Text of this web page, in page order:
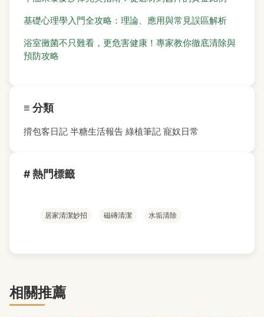
基礎心理學入門全攻略：理論、應用與常見誤區解析
浴室黴菌不只難看，更危害健康！專家教你徹底清除與
預防攻略
≡ 分類
揹包客日記 半糖生活報告 綠植筆記 寵奴日常
# 熱門標籤
居家清潔妙招 磁磚清潔 水垢清除
相關推薦